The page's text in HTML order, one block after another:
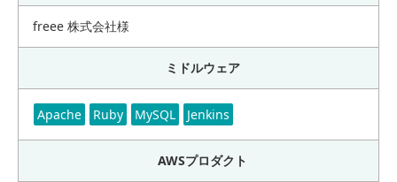
freee 株式会社様
ミドルウェア
Apache Ruby MySQL Jenkins
AWSプロダクト